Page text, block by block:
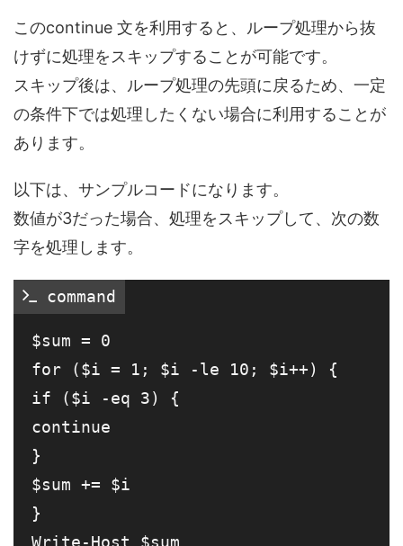
このcontinue 文を利用すると、ループ処理から抜
けずに処理をスキップすることが可能です。
スキップ後は、ループ処理の先頭に戻るため、一定
の条件下では処理したくない場合に利用することが
あります。
以下は、サンプルコードになります。
数値が3だった場合、処理をスキップして、次の数
字を処理します。
command
$sum = 0
for ($i = 1; $i -le 10; $i++) {
if ($i -eq 3) {
continue
}
$sum += $i
}